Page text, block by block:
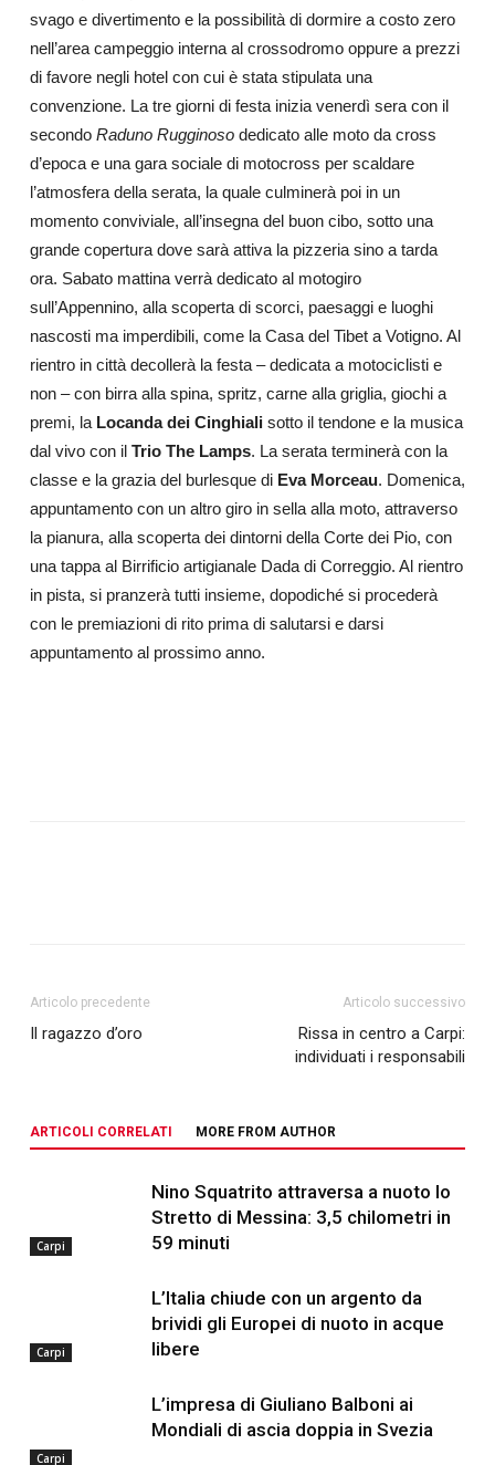
svago e divertimento e la possibilità di dormire a costo zero
nell’area campeggio interna al crossodromo oppure a prezzi
di favore negli hotel con cui è stata stipulata una
convenzione. La tre giorni di festa inizia venerdì sera con il
secondoRaduno Rugginosodedicato alle moto da cross
d’epoca e una gara sociale di motocross per scaldare
l’atmosfera della serata, la quale culminerà poi in un
momento conviviale, all’insegna del buon cibo, sotto una
grande copertura dove sarà attiva la pizzeria sino a tarda
ora. Sabato mattina verrà dedicato al motogiro
sull’Appennino, alla scoperta di scorci, paesaggi e luoghi
nascosti ma imperdibili, come la Casa del Tibet a Votigno. Al
rientro in città decollerà la festa – dedicata a motociclisti e
non – con birra alla spina, spritz, carne alla griglia, giochi a
premi, la Locanda dei Cinghialisotto il tendone e la musica
dal vivo con il Trio The Lamps. La serata terminerà con la
classe e la grazia del burlesque di Eva Morceau. Domenica,
appuntamento con un altro giro in sella alla moto, attraverso
la pianura, alla scoperta dei dintorni della Corte dei Pio, con
una tappa al Birrificio artigianale Dada di Correggio. Al rientro
in pista, si pranzerà tutti insieme, dopodiché si procederà
con le premiazioni di rito prima di salutarsi e darsi
appuntamento al prossimo anno.
Articolo precedente
Il ragazzo d’oro
Articolo successivo
Rissa in centro a Carpi:
individuati i responsabili
ARTICOLI CORRELATI MORE FROM AUTHOR
Carpi
Nino Squatrito attraversa a nuoto lo
Stretto di Messina: 3,5 chilometri in
59 minuti
Carpi
L’Italia chiude con un argento da
brividi gli Europei di nuoto in acque
libere
Carpi
L’impresa di Giuliano Balboni ai
Mondiali di ascia doppia in Svezia